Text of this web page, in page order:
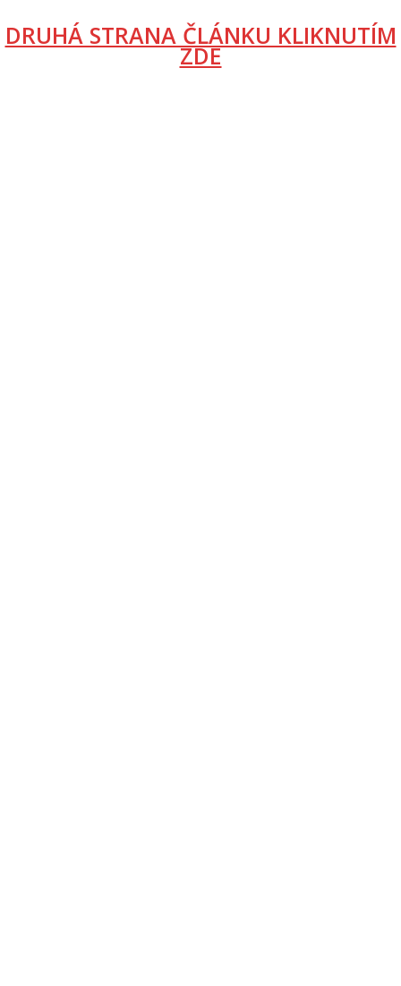
DRUHÁ STRANA ČLÁNKU KLIKNUTÍM
ZDE